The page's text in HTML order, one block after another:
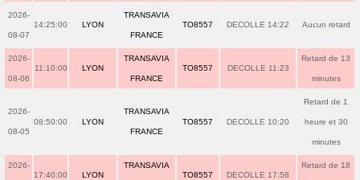
2026-
08-07
14:25:00 LYON
TRANSAVIA
FRANCE
TO8557 DECOLLE 14:22 Aucun retard
2026-
08-06
11:10:00 LYON
TRANSAVIA
FRANCE
TO8557 DECOLLE 11:23
Retard de 13
minutes
2026-
08-05
08:50:00 LYON
TRANSAVIA
FRANCE
TO8557 DECOLLE 10:20
Retard de 1
heure et 30
minutes
2026-
17:40:00 LYON
TRANSAVIA
TO8557 DECOLLE 17:58
Retard de 18